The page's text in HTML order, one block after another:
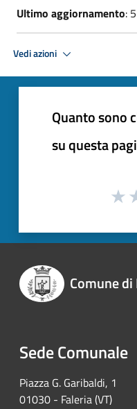
Ultimo aggiornamento:
Vedi azioni
Quanto sono
su questa
Comune
Sede Comunale
Piazza G. Garibaldi, 1
01030 - Faleria (VT)